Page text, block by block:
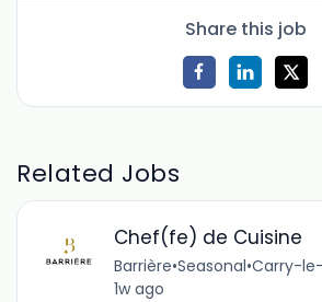
Share this job
Related Jobs
Chef(fe) de Cuisine
Barrière•Seasonal•Carry-
1w ago